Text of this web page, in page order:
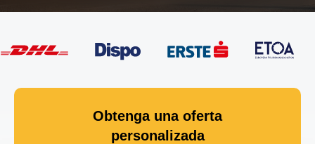
Obtenga una oferta
personalizada